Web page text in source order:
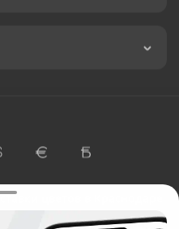
цветов в Краснодаре